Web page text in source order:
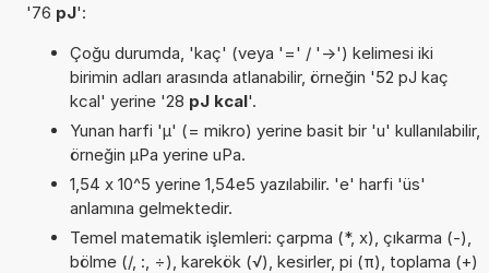
'76 pJ':
Çoğu durumda, 'kaç' (veya '=' / '->') kelimesi iki
birimin adları arasında atlanabilir, örneğin '52 pJ kaç
kcal' yerine '28 pJ kcal'.
Yunan harfi 'µ' (= mikro) yerine basit bir 'u' kullanılabilir,
örneğin µPa yerine uPa.
1,54 x 10^5 yerine 1,54e5 yazılabilir. 'e' harfi 'üs'
anlamına gelmektedir.
Temel matematik işlemleri: çarpma (*, x), çıkarma (-),
bölme (/, :, ÷), karekök (√), kesirler, pi (π), toplama (+)